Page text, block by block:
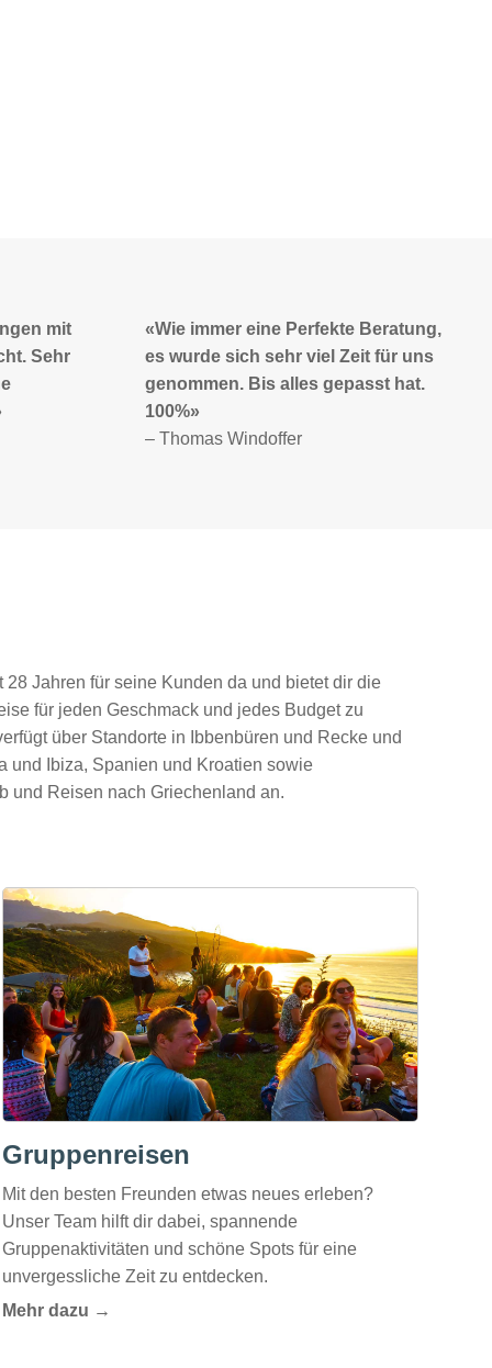
für uns
hat.
«Tolle und kompetente Beratung. Die
Mitarbeiter nehmen sich viel Zeit und
setzten sich persönlich für Ihre
Kund…»
– Sarah Stermann
28 Jahren für seine Kunden da und bietet dir die
für jeden Geschmack und jedes Budget zu
über Standorte in Ibbenbüren und Recke und
und Ibiza, Spanien und Kroatien sowie
und Reisen nach Griechenland an.
Gruppenreisen
Mit den besten Freunden etwas neues erleben?
Unser Team hilft dir dabei, spannende
Gruppenaktivitäten und schöne Spots für eine
unvergessliche Zeit zu entdecken.
Mehr dazu →